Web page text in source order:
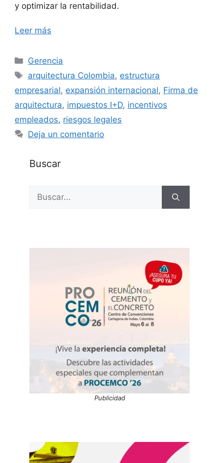
y optimizar la rentabilidad.
Leer más
Categorías
Gerencia
Etiquetas
arquitectura Colombia, estructura
empresarial, expansión internacional, Firma de
arquitectura, impuestos I+D, incentivos
empleados, riesgos legales
Deja un comentario
Buscar
Buscar:
Publicidad